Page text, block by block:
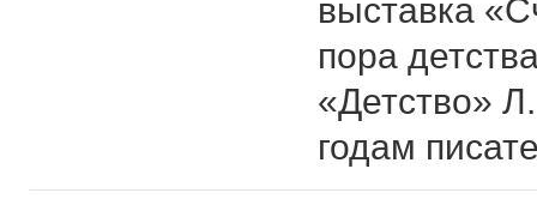
выставка
пора
«Детство»
годам